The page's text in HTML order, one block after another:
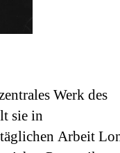
Werk des
sie in
Arbeit